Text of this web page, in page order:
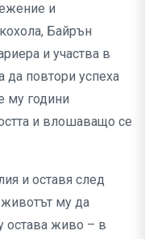
и
Байрън
и участва в
да повтори успеха
му години
и влошаващо се
и оставя след
му да
остава живо – в